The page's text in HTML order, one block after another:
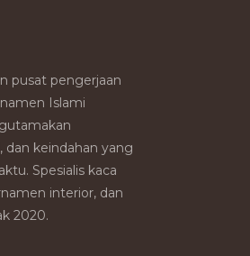
pusat pengerjaan
Islami
dan keindahan yang
Spesialis kaca
interior, dan
2020.